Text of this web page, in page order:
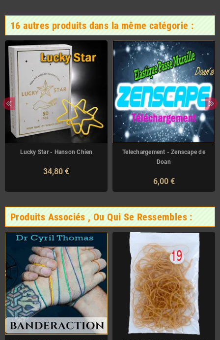
16 autres produits dans la même catégorie :
Lucky Star - Hanson Chien
34,80 €
Telechargement - Zenscape de
Doan
6,00 €
Produits Associés , Ou Qui Se Ressembles :